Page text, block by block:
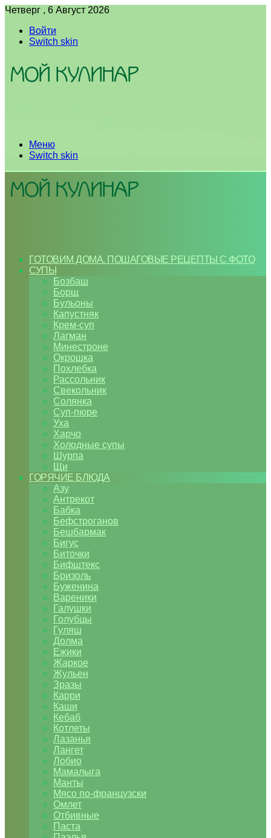
Четверг , 6 Август 2026
Войти
Switch skin
Меню
Switch skin
ГОТОВИМ ДОМА. ПОШАГОВЫЕ РЕЦЕПТЫ С ФОТО
СУПЫ
Бозбаш
Борщ
Бульоны
Капустняк
Крем-суп
Лагман
Минестроне
Окрошка
Похлебка
Рассольник
Свекольник
Солянка
Суп-пюре
Уха
Харчо
Холодные супы
Шурпа
Щи
ГОРЯЧИЕ БЛЮДА
Азу
Антрекот
Бабка
Бефстроганов
Бешбармак
Бигус
Биточки
Бифштекс
Бризоль
Буженина
Вареники
Галушки
Голубцы
Гуляш
Долма
Ежики
Жаркое
Жульен
Зразы
Карри
Каши
Кебаб
Котлеты
Лазанья
Лангет
Лобио
Мамалыга
Манты
Мясо по-французски
Омлет
Отбивные
Паста